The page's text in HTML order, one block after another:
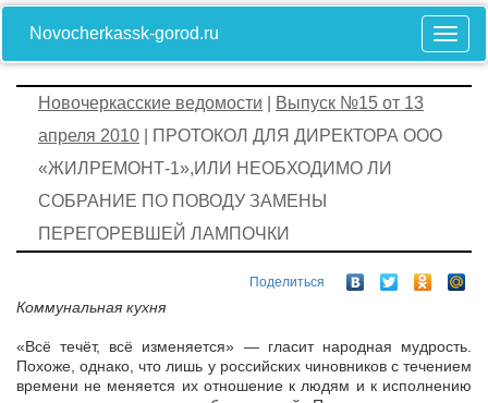
Novocherkassk-gorod.ru
Новочеркасские ведомости
Выпуск №15 от 13
апреля 2010 | ПРОТОКОЛ ДЛЯ ДИРЕКТОРА ООО
«ЖИЛРЕМОНТ-1»,ИЛИ НЕОБХОДИМО ЛИ
СОБРАНИЕ ПО ПОВОДУ ЗАМЕНЫ
ПЕРЕГОРЕВШЕЙ ЛАМПОЧКИ
Поделиться
Коммунальная кухня
«Всё течёт, всё изменяется» — гласит народная мудрость.
Похоже, однако, что лишь у российских чиновников с течением
времени не меняется их отношение к людям и к исполнению